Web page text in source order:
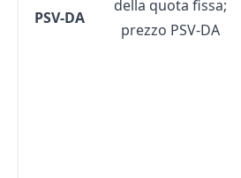
PSV-DA
della quota fissa;
prezzo PSV-DA